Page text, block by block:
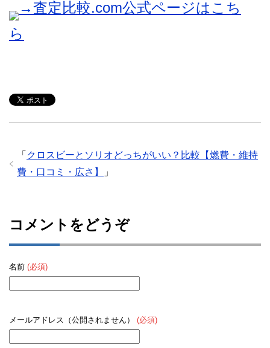
→査定比較.com公式ページはこち
ら
「 クロスビーとソリオどっちがいい？比較【燃費・維持
費・口コミ・広さ】
」
コメントをどうぞ
名前 (必須)
メールアドレス（公開されません） (必須)